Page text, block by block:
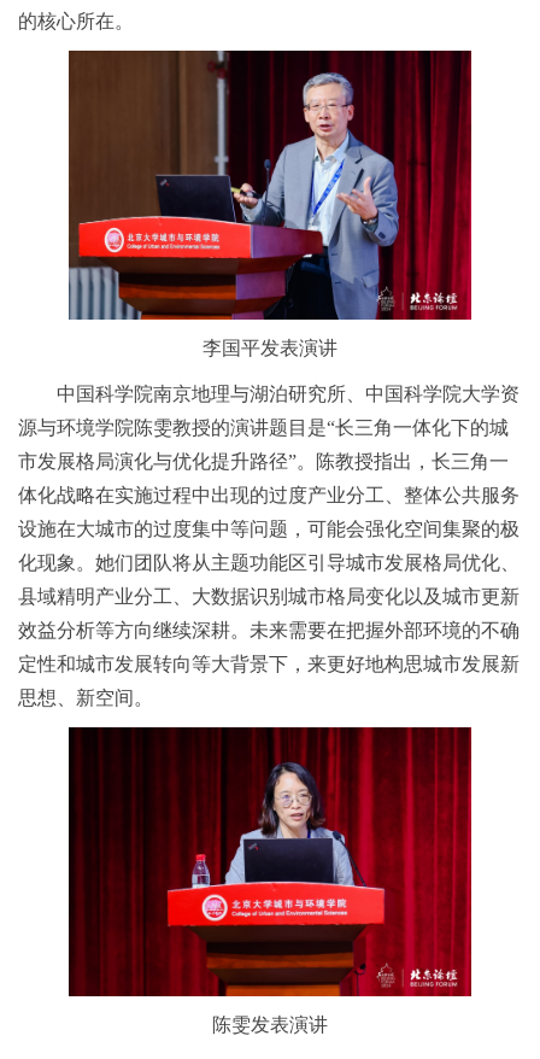
的核心所在。
李国平发表演讲
中国科学院南京地理与湖泊研究所、中国科学院大学资
源与环境学院陈雯教授的演讲题目是“长三角一体化下的城
市发展格局演化与优化提升路径”。陈教授指出，长三角一
体化战略在实施过程中出现的过度产业分工、整体公共服务
设施在大城市的过度集中等问题，可能会强化空间集聚的极
化现象。她们团队将从主题功能区引导城市发展格局优化、
县域精明产业分工、大数据识别城市格局变化以及城市更新
效益分析等方向继续深耕。未来需要在把握外部环境的不确
定性和城市发展转向等大背景下，来更好地构思城市发展新
思想、新空间。
陈雯发表演讲